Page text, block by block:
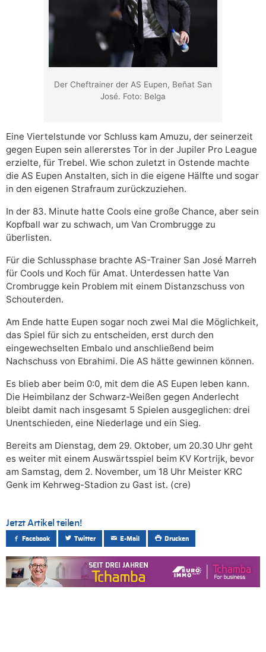
Der Cheftrainer der AS Eupen, Beñat San
José. Foto: Belga
Eine Viertelstunde vor Schluss kam Amuzu, der seinerzeit
gegen Eupen sein allererstes Tor in der Jupiler Pro League
erzielte, für Trebel. Wie schon zuletzt in Ostende machte
die AS Eupen Anstalten, sich in die eigene Hälfte und sogar
in den eigenen Strafraum zurückzuziehen.
In der 83. Minute hatte Cools eine große Chance, aber sein
Kopfball war zu schwach, um Van Crombrugge zu
überlisten.
Für die Schlussphase brachte AS-Trainer San José Marreh
für Cools und Koch für Amat. Unterdessen hatte Van
Crombrugge kein Problem mit einem Distanzschuss von
Schouterden.
Am Ende hatte Eupen sogar noch zwei Mal die Möglichkeit,
das Spiel für sich zu entscheiden, erst durch den
eingewechselten Embalo und anschließend beim
Nachschuss von Ebrahimi. Die AS hätte gewinnen können.
Es blieb aber beim 0:0, mit dem die AS Eupen leben kann.
Die Heimbilanz der Schwarz-Weißen gegen Anderlecht
bleibt damit nach insgesamt 5 Spielen ausgeglichen: drei
Unentschieden, eine Niederlage und ein Sieg.
Bereits am Dienstag, dem 29. Oktober, um 20.30 Uhr geht
es weiter mit einem Auswärtsspiel beim KV Kortrijk, bevor
am Samstag, dem 2. November, um 18 Uhr Meister KRC
Genk im Kehrweg-Stadion zu Gast ist. (cre)
Jetzt Artikel teilen!
Facebook Twitter E-Mail Drucken